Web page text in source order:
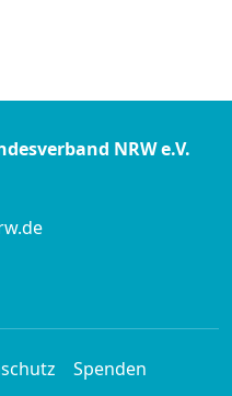
NRW e.V.
Spenden